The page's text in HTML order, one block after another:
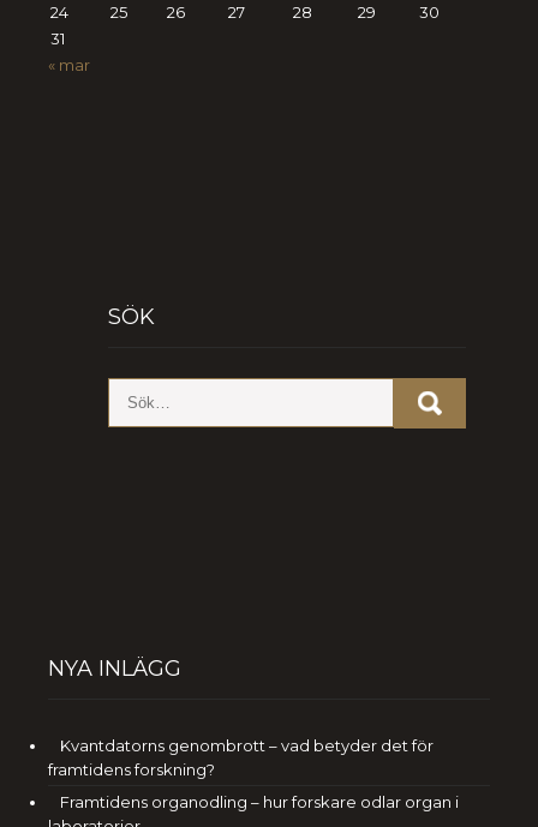
24
25 26 27 28 29
30
31
« mar
SÖK
NYA INLÄGG
Kvantdatorns genombrott – vad betyder det för
framtidens forskning?
Framtidens organodling – hur forskare odlar organ i